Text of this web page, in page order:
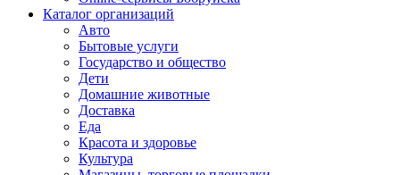
Каталог организаций
Авто
Бытовые услуги
Государство и общество
Дети
Домашние животные
Доставка
Еда
Красота и здоровье
Культура